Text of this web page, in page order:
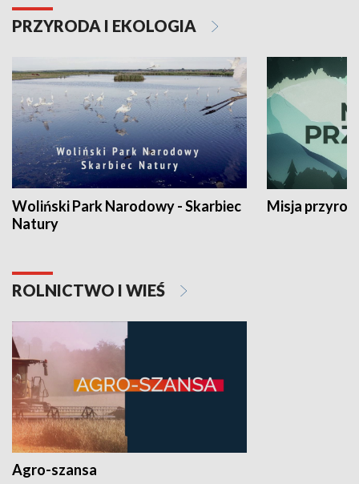
PRZYRODA I EKOLOGIA
Woliński Park Narodowy - Skarbiec
Natury
Misja
ROLNICTWO I WIEŚ
Agro-szansa